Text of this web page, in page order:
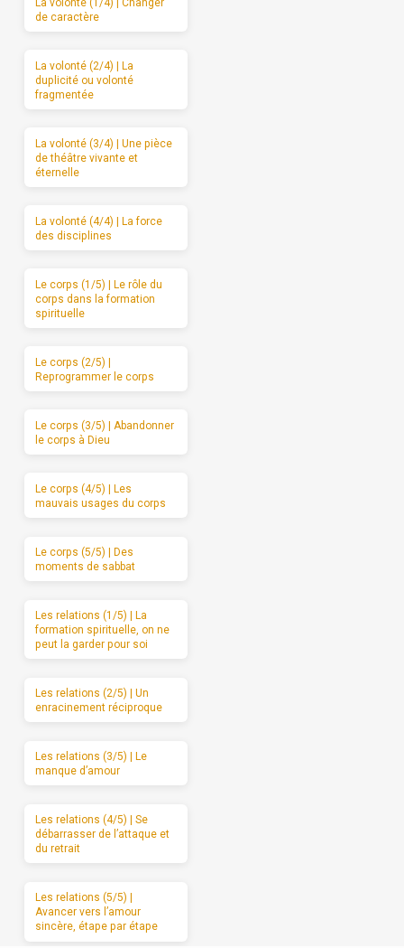
de caractère
La volonté (2/4) | La
duplicité ou volonté
fragmentée
La volonté (3/4) | Une pièce
de théâtre vivante et
éternelle
La volonté (4/4) | La force
des disciplines
Le corps (1/5) | Le rôle du
corps dans la formation
spirituelle
Le corps (2/5) |
Reprogrammer le corps
Le corps (3/5) | Abandonner
le corps à Dieu
Le corps (4/5) | Les
mauvais usages du corps
Le corps (5/5) | Des
moments de sabbat
Les relations (1/5) | La
formation spirituelle, on ne
peut la garder pour soi
Les relations (2/5) | Un
enracinement réciproque
Les relations (3/5) | Le
manque d’amour
Les relations (4/5) | Se
débarrasser de l’attaque et
du retrait
Les relations (5/5) |
Avancer vers l’amour
sincère, étape par étape